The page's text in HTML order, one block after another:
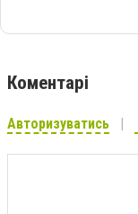
Коментарі
Авторизуватись